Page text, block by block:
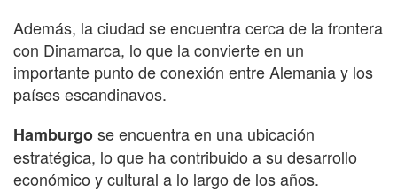
Además, la ciudad se encuentra cerca de la frontera
con Dinamarca, lo que la convierte en un
importante punto de conexión entre Alemania y los
países escandinavos.
Hamburgose encuentra en una ubicación
estratégica, lo que ha contribuido a su desarrollo
económico y cultural a lo largo de los años.